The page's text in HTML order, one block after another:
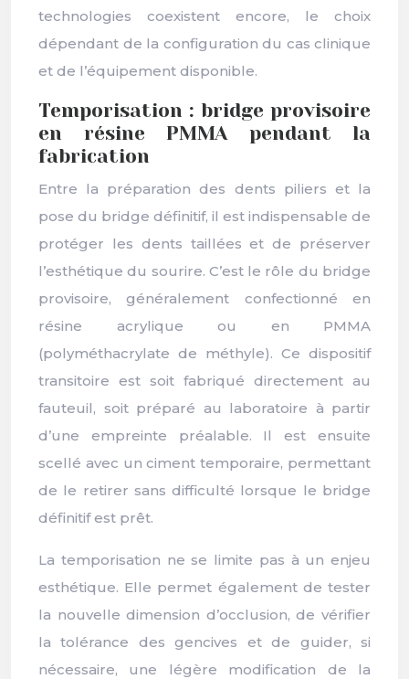
technologies coexistent encore, le choix
dépendant de la configuration du cas clinique
et de l’équipement disponible.
Temporisation : bridge provisoire
en résine PMMA pendant la
fabrication
Entre la préparation des dents piliers et la
pose du bridge définitif, il est indispensable de
protéger les dents taillées et de préserver
l’esthétique du sourire. C’est le rôle du bridge
provisoire, généralement confectionné en
résine acrylique ou en PMMA
(polyméthacrylate de méthyle). Ce dispositif
transitoire est soit fabriqué directement au
fauteuil, soit préparé au laboratoire à partir
d’une empreinte préalable. Il est ensuite
scellé avec un ciment temporaire, permettant
de le retirer sans difficulté lorsque le bridge
définitif est prêt.
La temporisation ne se limite pas à un enjeu
esthétique. Elle permet également de tester
la nouvelle dimension d’occlusion, de vérifier
la tolérance des gencives et de guider, si
nécessaire, une légère modification de la